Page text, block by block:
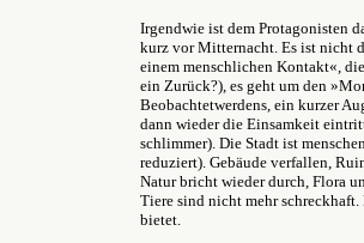
Irgendwie ist dem Protagonisten
kurz vor Mitternacht. Es ist nicht
einem menschlichen Kontakt«,
ein Zurück?), es geht um den
Beobachtetwerdens, ein kurzer
dann wieder die Einsamkeit
schlimmer). Die Stadt ist
reduziert). Gebäude verfallen,
Natur bricht wieder durch, Flora
Tiere sind nicht mehr
bietet.